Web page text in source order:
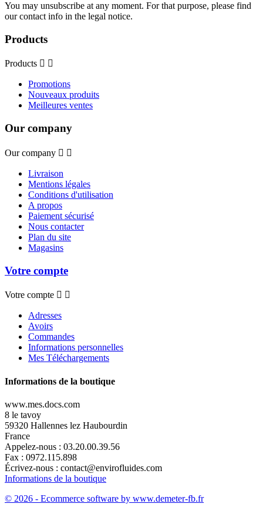
You may unsubscribe at any moment. For that purpose, please find
our contact info in the legal notice.
Products
Products  
Promotions
Nouveaux produits
Meilleures ventes
Our company
Our company  
Livraison
Mentions légales
Conditions d'utilisation
A propos
Paiement sécurisé
Nous contacter
Plan du site
Magasins
Votre compte
Votre compte  
Adresses
Avoirs
Commandes
Informations personnelles
Mes Téléchargements
Informations de la boutique
www.mes.docs.com
8 le tavoy
59320 Hallennes lez Haubourdin
France
Appelez-nous : 03.20.00.39.56
Fax : 0972.115.898
Écrivez-nous : contact@envirofluides.com
Informations de la boutique
© 2026 - Ecommerce software by www.demeter-fb.fr